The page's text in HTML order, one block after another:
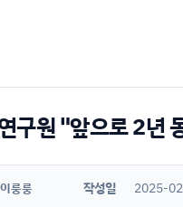
구원 "앞으로 2년
룽룽 작성일 2025-